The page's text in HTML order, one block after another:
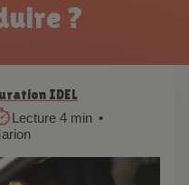
?
IDEL
Lecture 4 min